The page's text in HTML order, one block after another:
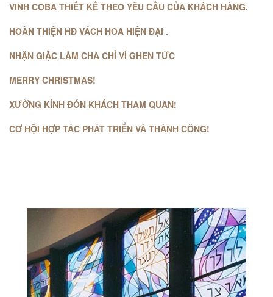
VINH COBA THIẾT KẾ THEO YÊU CẦU CỦA KHÁCH HÀNG.
HOÀN THIỆN HĐ VÁCH HOA HIỆN ĐẠI .
NHẬN GIẶC LÀM CHA CHỈ VÌ GHEN TỨC
MERRY CHRISTMAS!
XƯỞNG KÍNH ĐÓN KHÁCH THAM QUAN!
CƠ HỘI HỢP TÁC PHÁT TRIỂN VÀ THÀNH CÔNG!